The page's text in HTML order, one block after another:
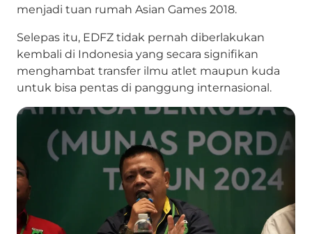
menjadi tuan rumah Asian Games 2018.
Selepas itu, EDFZ tidak pernah diberlakukan
kembali di Indonesia yang secara signifikan
menghambat transfer ilmu atlet maupun kuda
untuk bisa pentas di panggung internasional.